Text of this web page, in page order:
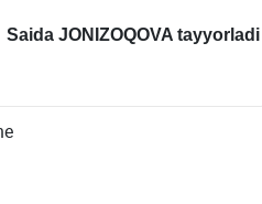
Saida JONIZOQOVA tayyorladi